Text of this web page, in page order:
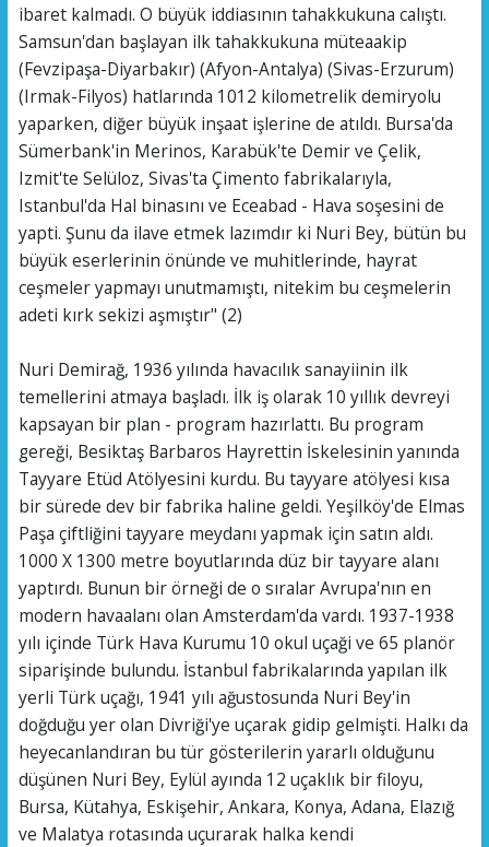
ibaret kalmadı. O büyük iddiasının tahakkukuna calıştı.
Samsun'dan başlayan ilk tahakkukuna müteaakip
(Fevzipaşa-Diyarbakır) (Afyon-Antalya) (Sivas-Erzurum)
(Irmak-Filyos) hatlarında 1012 kilometrelik demiryolu
yaparken, diğer büyük inşaat işlerine de atıldı. Bursa'da
Sümerbank'in Merinos, Karabük'te Demir ve Çelik,
Izmit'te Selüloz, Sivas'ta Çimento fabrikalarıyla,
Istanbul'da Hal binasını ve Eceabad - Hava soşesini de
yapti. Şunu da ilave etmek lazımdır ki Nuri Bey, bütün bu
büyük eserlerinin önünde ve muhitlerinde, hayrat
ceşmeler yapmayı unutmamıştı, nitekim bu ceşmelerin
adeti kırk sekizi aşmıştır" (2)
Nuri Demirağ, 1936 yılında havacılık sanayiinin ilk
temellerini atmaya başladı. İlk iş olarak 10 yıllık devreyi
kapsayan bir plan - program hazırlattı. Bu program
gereği, Besiktaş Barbaros Hayrettin İskelesinin yanında
Tayyare Etüd Atölyesini kurdu. Bu tayyare atölyesi kısa
bir sürede dev bir fabrika haline geldi. Yeşilköy'de Elmas
Paşa çiftliğini tayyare meydanı yapmak için satın aldı.
1000 X 1300 metre boyutlarında düz bir tayyare alanı
yaptırdı. Bunun bir örneği de o sıralar Avrupa'nın en
modern havaalanı olan Amsterdam'da vardı. 1937-1938
yılı içinde Türk Hava Kurumu 10 okul uçaği ve 65 planör
siparişinde bulundu. İstanbul fabrikalarında yapılan ilk
yerli Türk uçağı, 1941 yılı ağustosunda Nuri Bey'in
doğduğu yer olan Divriği'ye uçarak gidip gelmişti. Halkı da
heyecanlandıran bu tür gösterilerin yararlı olduğunu
düşünen Nuri Bey, Eylül ayında 12 uçaklık bir filoyu,
Bursa, Kütahya, Eskişehir, Ankara, Konya, Adana, Elazığ
ve Malatya rotasında uçurarak halka kendi